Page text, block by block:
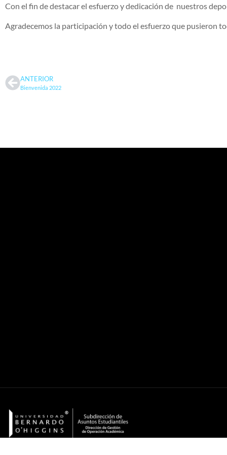
Con el fin de destacar el esfuerzo y dedicación de nuestros
Agradecemos la participación y todo el esfuerzo que pusieron
ANTERIOR
Bienvenida 2022